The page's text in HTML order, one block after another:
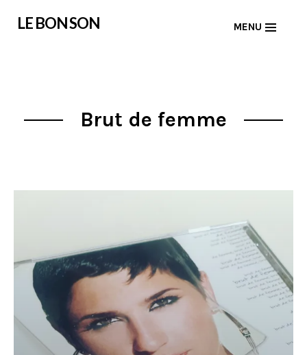
LE BON SON MENU
Brut de femme